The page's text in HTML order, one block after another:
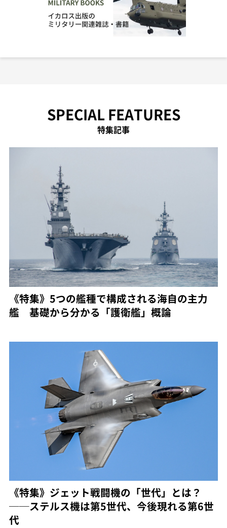
SPECIAL FEATURES
特集記事
《特集》5つの艦種で構成される海自の主力
艦 基礎から分かる「護衛艦」概論
《特集》ジェット戦闘機の「世代」とは？
──ステルス機は第5世代、今後現れる第6世
代